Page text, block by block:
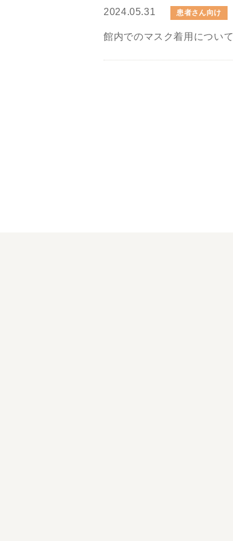
2024.05.31 患者さん向け
館内でのマスク着用について